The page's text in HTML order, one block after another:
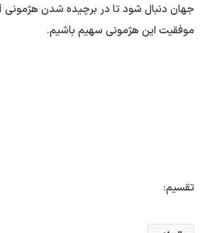
جهان دنبال شود تا در برچیده شدن هژمونی
موفقیت این هژمونی سهیم باشیم.